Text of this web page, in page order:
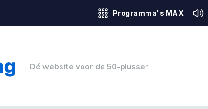
Programma's MAX
Dé website voor de 50-plusser